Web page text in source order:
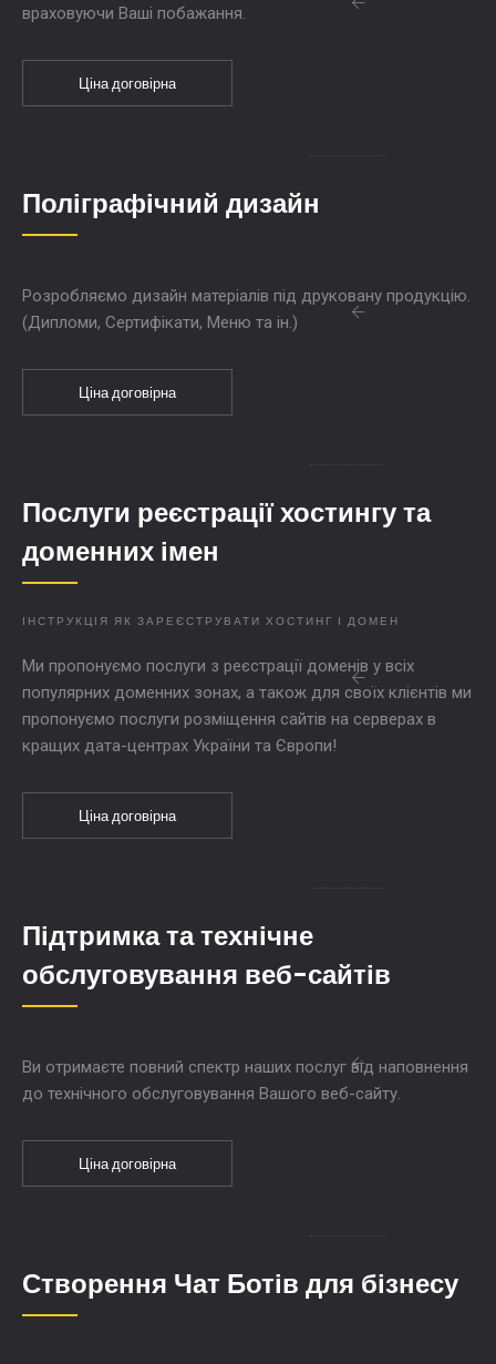
враховуючи Ваші побажання.
Ціна договірна
Поліграфічний дизайн
Розробляємо дизайн матеріалів під друковану продукцію.
(Дипломи, Сертифікати, Меню та ін.)
Ціна договірна
Послуги реєстрації хостингу та
доменних імен
ІНСТРУКЦІЯ ЯК ЗАРЕЄСТРУВАТИ ХОСТИНГ І ДОМЕН
Ми пропонуємо послуги з реєстрації доменів у всіх
популярних доменних зонах, а також для своїх клієнтів ми
пропонуємо послуги розміщення сайтів на серверах в
кращих дата-центрах України та Європи!
Ціна договірна
Підтримка та технічне
обслуговування веб-сайтів
Ви отримаєте повний спектр наших послуг від наповнення
до технічного обслуговування Вашого веб-сайту.
Ціна договірна
Створення Чат Ботів для бізнесу